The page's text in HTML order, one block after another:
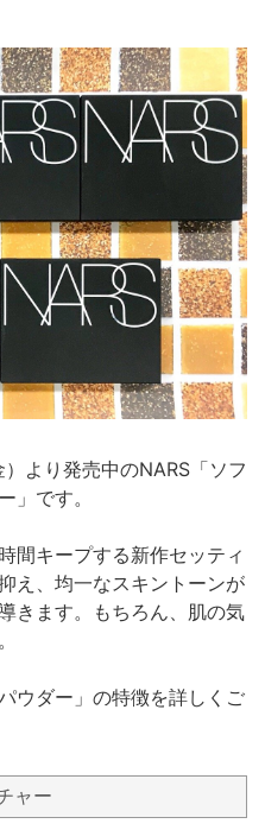
より発売中のNARS「ソフ
」です。
間キープする新作セッティ
え、均一なスキントーンが
きます。もちろん、肌の気
ウダー」の特徴を詳しくご
ャー